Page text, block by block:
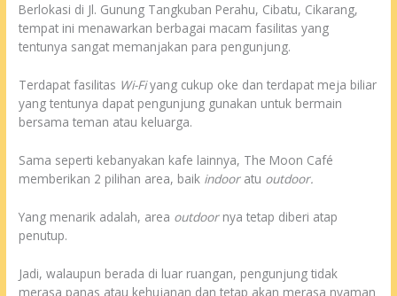
Berlokasi di Jl. Gunung Tangkuban Perahu, Cibatu, Cikarang,
tempat ini menawarkan berbagai macam fasilitas yang
tentunya sangat memanjakan para pengunjung.
Terdapat fasilitas Wi-Fiyang cukup oke dan terdapat meja biliar
yang tentunya dapat pengunjung gunakan untuk bermain
bersama teman atau keluarga.
Sama seperti kebanyakan kafe lainnya, The Moon Café
memberikan 2 pilihan area, baik indooratu outdoor.
Yang menarik adalah, area outdoornya tetap diberi atap
penutup.
Jadi, walaupun berada di luar ruangan, pengunjung tidak
merasa panas atau kehujanan dan tetap akan merasa nyaman